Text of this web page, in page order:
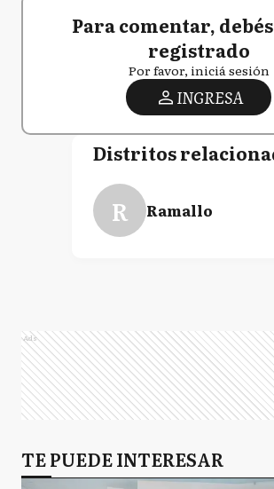
Para comentar,
registrado
Por favor, iniciá sesión
INGRESA
Distritos
R Ramallo
Ads
TE PUEDE INTERESAR